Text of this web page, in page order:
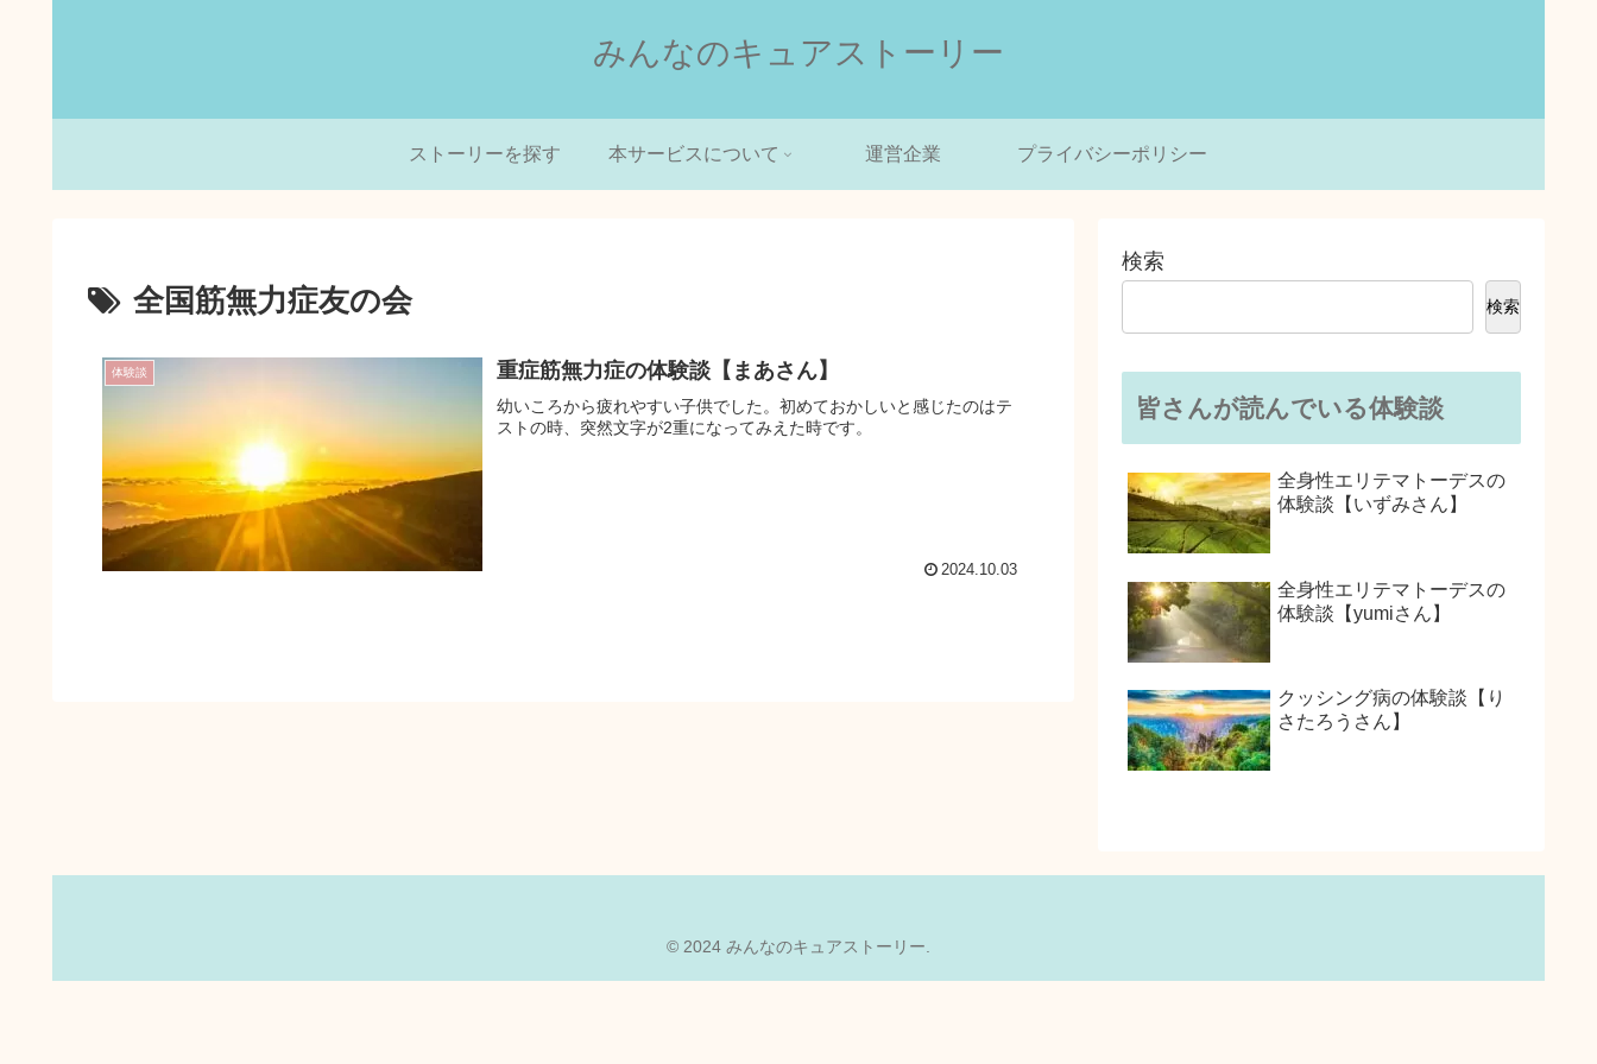
みんなのキュアストーリー
ストーリーを探す 本サービスについて 運営企業 プライバシーポリシー
全国筋無力症友の会
体験談 重症筋無力症の体験談【まあさん】
幼いころから疲れやすい子供でした。初めておかしいと感じたのはテ
ストの時、突然文字が2重になってみえた時です。
2024.10.03
検索
検索
皆さんが読んでいる体験談
全身性エリテマトーデスの
体験談【いずみさん】
全身性エリテマトーデスの
体験談【yumiさん】
クッシング病の体験談【り
さたろうさん】
© 2024 みんなのキュアストーリー.